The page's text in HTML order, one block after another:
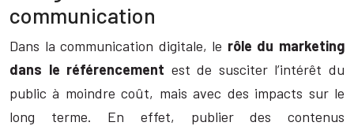
communication
Dans la communication digitale, le rôle du marketing
dans le référencement est de susciter l’intérêt du
public à moindre coût, mais avec des impacts sur le
long terme. En effet, publier des contenus